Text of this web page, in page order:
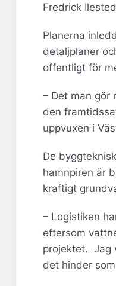
Fredrick
Planerna
detaljplaner
offentligt för
– Det man gör
den
uppvuxen i
De
hamnpiren är
kraftigt
– Logistiken
eftersom
projektet. Jag
det hinder